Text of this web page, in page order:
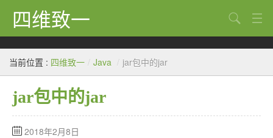
四维致一
Java
大数据
Python
Scala
搜索
当前位置 : 四维致一 / Java / jar包中的jar
jar包中的jar
2018年2月8日